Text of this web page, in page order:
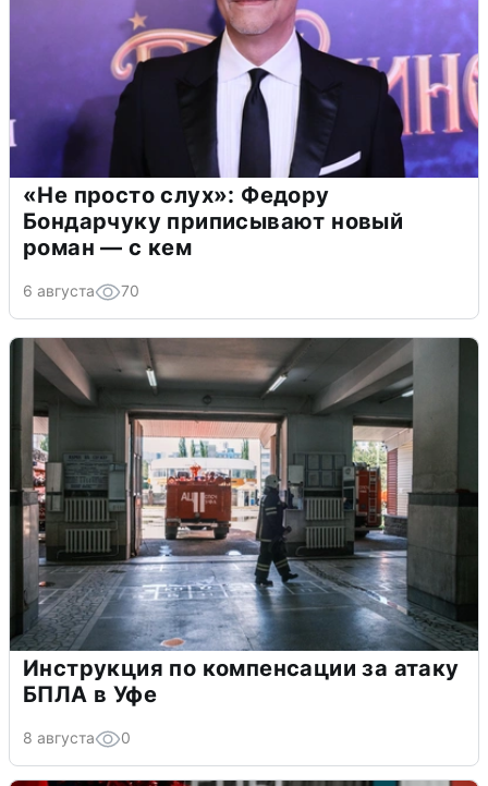
«Не просто слух»: Федору
Бондарчуку приписывают новый
роман — с кем
6 августа 70
Инструкция по компенсации за атаку
БПЛА в Уфе
8 августа 0